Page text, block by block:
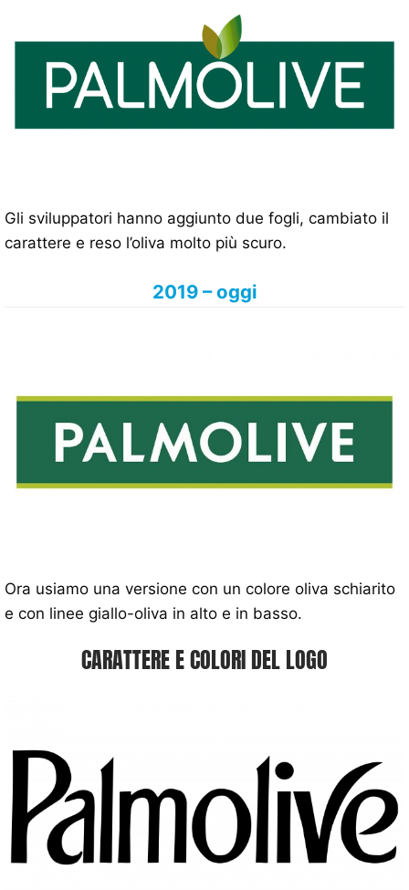
Gli sviluppatori hanno aggiunto due fogli, cambiato il
carattere e reso l’oliva molto più scuro.
2019 – oggi
Ora usiamo una versione con un colore oliva schiarito
e con linee giallo-oliva in alto e in basso.
CARATTERE E COLORI DEL LOGO